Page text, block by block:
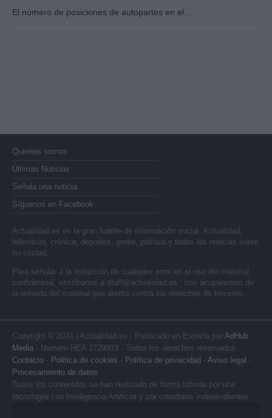
El número de posiciones de autopartes en el…
Quienes somos
Últimas Noticias
Señala una noticia
Síguenos en Facebook
Actualidad.es es la gran fuente de información social. Actualidad,
televisión, crónica, deportes, gente, política y todas las noticias sobre
su ciudad.
Para señalar a la redacción de cualquier error en el uso del material
confidencial, escríbanos a staff@actualidad.es : nos ocuparemos de
la retirada del material que atenta contra los derechos de terceros.
Copyright © 2024 | Actualidad.es - Publicado en España por AdHub
Media - Numero REA 2729933 - Todos los derechos reservados.
Contacto - Politica de cookies - Política de privacidad - Aviso legal -
Procesamiento de datos
Todos los contenidos se han realizado de forma híbrida por una
tecnología con Inteligencia Artificial y por creadores independientes